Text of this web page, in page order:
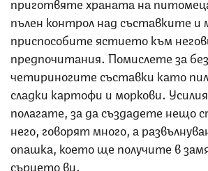
пълен контрол над съставките
приспособите ястието към
предпочитания. Помислете за
четириногите съставки като
сладки картофи и моркови.
полагате, за да създадете нещо
него, говорят много, а
опашка, което ще получите в
сърцето ви.